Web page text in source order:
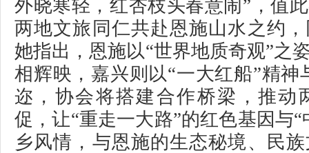
外晓寒轻，红杏枝头春意闹”，值
两地文旅同仁共赴恩施山水之约
她指出，恩施以“世界地质奇观”之
相辉映，嘉兴则以“一大红船”精神
迩，协会将搭建合作桥梁，推动
促，让“重走一大路”的红色基因与
乡风情，与恩施的生态秘境、民